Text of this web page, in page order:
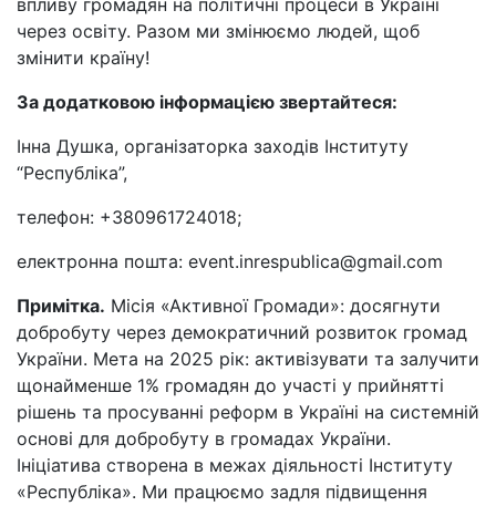
впливу громадян на політичні процеси в Україні
через освіту. Разом ми змінюємо людей, щоб
змінити країну!
За додатковою інформацією звертайтеся:
Інна Душка, організаторка заходів Інституту
“Республіка”,
телефон: +380961724018;
електронна пошта: event.inrespublica@gmail.com
Примітка. Місія «Активної Громади»: досягнути
добробуту через демократичний розвиток громад
України. Мета на 2025 рік: активізувати та залучити
щонайменше 1% громадян до участі у прийнятті
рішень та просуванні реформ в Україні на системній
основі для добробуту в громадах України.
Ініціатива створена в межах діяльності Інституту
«Республіка». Ми працюємо задля підвищення